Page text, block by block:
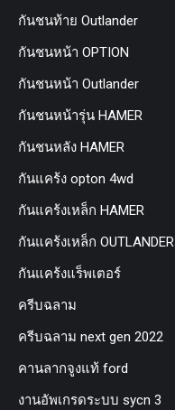
กันชนท้าย Outlander
กันชนหน้า OPTION
กันชนหน้า Outlander
กันชนหน้ารุ่น HAMER
กันชนหลัง HAMER
กันแคร้ง opton 4wd
กันแคร้งเหล็ก HAMER
กันแคร้งเหล็ก OUTLANDER
กันแคร้งแร็พเตอร์
ครีบฉลาม
ครีบฉลาม next gen 2022
คานลากจูงแท้ ford
งานอัพเกรดระบบ sycn 3